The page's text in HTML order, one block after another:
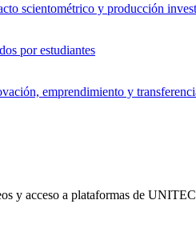
scientométrico y producción
por estudiantes
emprendimiento y
y acceso a plataformas de